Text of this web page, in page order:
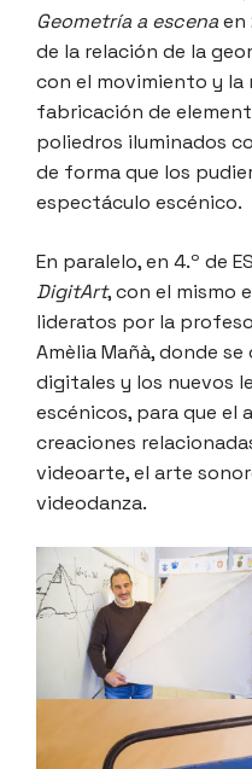
Geometría a escenaen
de la relación de la
con el movimiento y la
fabricación de
poliedros iluminados
de forma que los
espectáculo escénico.
En paralelo, en 4.º de
DigitArt, con el mismo
lideratos por la
Amèlia Mañà, donde
digitales y los nuevos
escénicos, para que el
creaciones
videoarte, el arte
videodanza.